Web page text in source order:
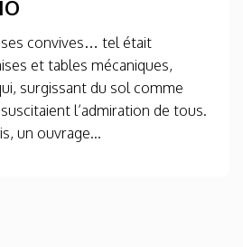
convives… tel était
et tables mécaniques,
surgissant du sol comme
l’admiration de tous.
un ouvrage...